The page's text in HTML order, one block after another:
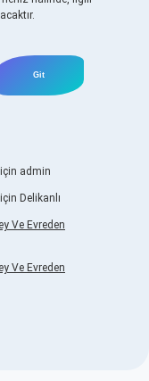
için admin
için Delikanlı
Ve Evreden
Ve Evreden